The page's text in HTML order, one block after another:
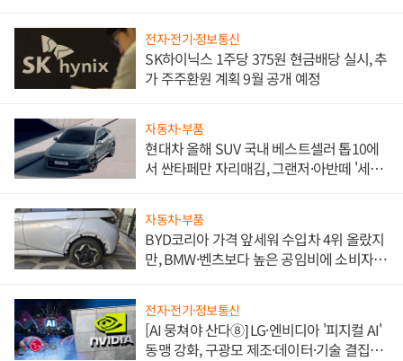
전자·전기·정보통신
SK하이닉스 1주당 375원 현금배당 실시, 추
가 주주환원 계획 9월 공개 예정
자동차·부품
현대차 올해 SUV 국내 베스트셀러 톱10에
서 싼타페만 자리매김, 그랜저·아반떼 '세단
자동차·부품
BYD코리아 가격 앞세워 수입차 4위 올랐지
만, BMW·벤츠보다 높은 공임비에 소비자
전자·전기·정보통신
[AI 뭉쳐야 산다⑧] LG·엔비디아 '피지컬 AI'
동맹 강화, 구광모 제조·데이터·기술 결집